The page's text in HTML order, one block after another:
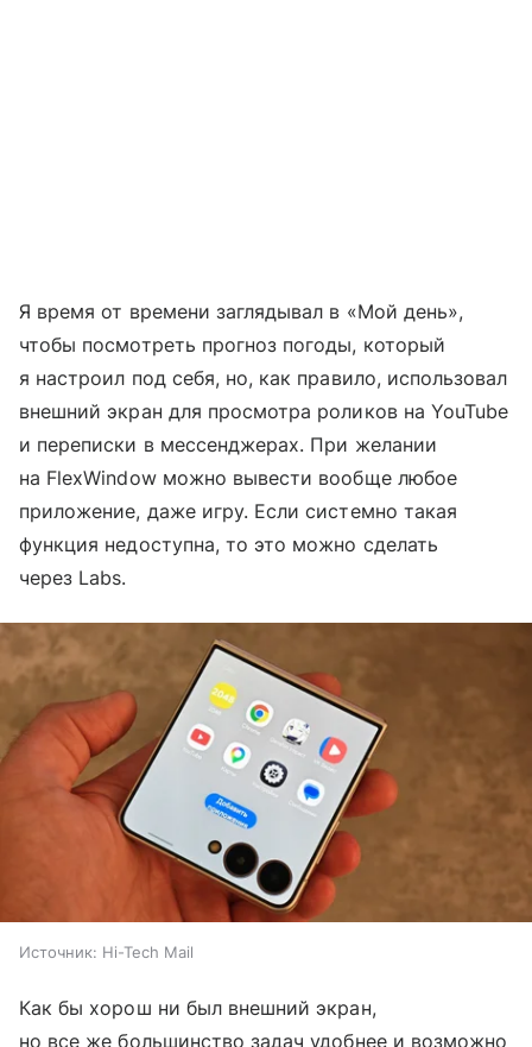
Я время от времени заглядывал в «Мой день»,
чтобы посмотреть прогноз погоды, который
я настроил под себя, но, как правило, использовал
внешний экран для просмотра роликов на YouTube
и переписки в мессенджерах. При желании
на FlexWindow можно вывести вообще любое
приложение, даже игру. Если системно такая
функция недоступна, то это можно сделать
через Labs.
Источник: Hi-Tech Mail
Как бы хорош ни был внешний экран,
но все же большинство задач удобнее и возможно